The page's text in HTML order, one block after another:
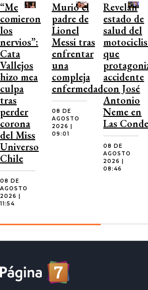
“Me
comieron
los
nervios”:
Cata
Vallejos
hizo mea
culpa
tras
perder
corona
del Miss
Universo
Chile
08 DE
AGOSTO
2026 |
11:54
Murió el
padre de
Lionel
Messi tras
enfrentar
una
compleja
enfermedad
08 DE
AGOSTO
2026 |
09:01
Revelan
estado de
salud del
que
accidente
con José
Antonio
Neme en
Las
08 DE
AGOSTO
2026 |
08:46